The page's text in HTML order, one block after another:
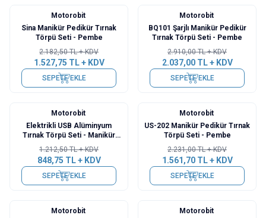
Motorobit
Sina Manikür Pedikür Tırnak
Törpü Seti - Pembe
2.182,50TL + KDV
1.527,75 TL + KDV
SEPETE EKLE
Motorobit
BQ101 Şarjlı Manikür Pedikür
Tırnak Törpü Seti - Pembe
2.910,00TL + KDV
2.037,00TL + KDV
SEPETE EKLE
Motorobit
Elektrikli USB Alüminyum
Tırnak Törpü Seti - Manikür
Pedikür
1.212,50TL + KDV
848,75 TL + KDV
SEPETE EKLE
Motorobit
US-202 Manikür Pedikür Tırnak
Törpü Seti - Pembe
2.231,00TL + KDV
1.561,70TL + KDV
SEPETE EKLE
Motorobit
Motorobit